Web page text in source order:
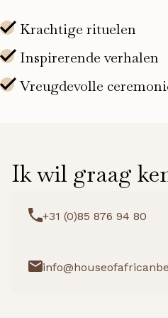
Ik wil graag
+31 (0)85 876 94 80